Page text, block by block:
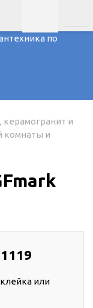
по
и
комнаты и
или